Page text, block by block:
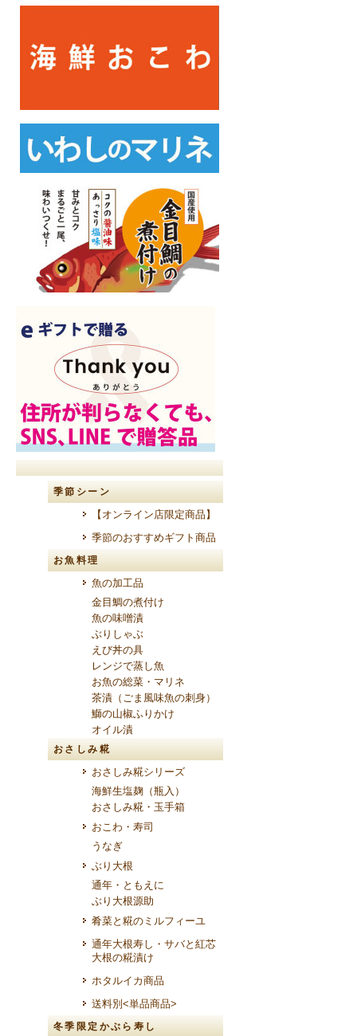
季節シーン
【オンライン店限定商品】
季節のおすすめギフト商品
お魚料理
魚の加工品
金目鯛の煮付け
魚の味噌漬
ぶりしゃぶ
えび丼の具
レンジで蒸し魚
お魚の総菜・マリネ
茶漬（ごま風味魚の刺身）
鰤の山椒ふりかけ
オイル漬
おさしみ糀
おさしみ糀シリーズ
海鮮生塩麹（瓶入）
おさしみ糀・玉手箱
おこわ・寿司
うなぎ
ぶり大根
通年・ともえに
ぶり大根源助
肴菜と糀のミルフィーユ
通年大根寿し・サバと紅芯
大根の糀漬け
ホタルイカ商品
送料別<単品商品>
冬季限定かぶら寿し